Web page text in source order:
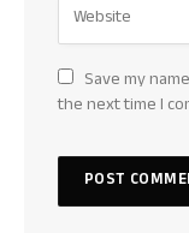
Save my
the next time I